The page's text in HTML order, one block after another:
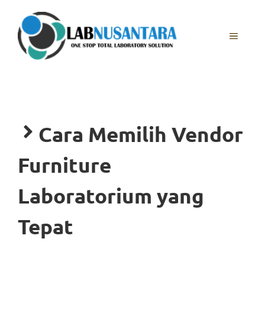
content
MENU
Cara Memilih Vendor
Furniture
Laboratorium yang
Tepat